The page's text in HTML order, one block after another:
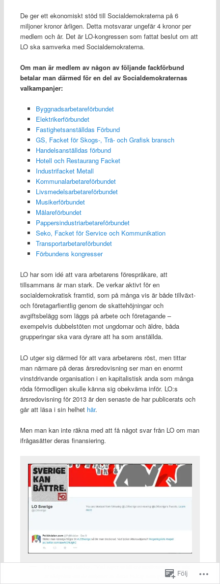
De ger ett ekonomiskt stöd till Socialdemokraterna på 6
miljoner kronor årligen. Detta motsvarar ungefär 4 kronor per
medlem och år. Det är LO-kongressen som fattat beslut om att
LO ska samverka med Socialdemokraterna.
Om man är medlem av någon av följande fackförbund
betalar man därmed för en del av Socialdemokraternas
valkampanjer:
Byggnadsarbetareförbundet
Elektrikerförbundet
Fastighetsanställdas Förbund
GS, Facket för Skogs-, Trä- och Grafisk bransch
Handelsanställdas förbund
Hotell och Restaurang Facket
Industrifacket Metall
Kommunalarbetareförbundet
Livsmedelsarbetareförbundet
Musikerförbundet
Målareförbundet
Pappersindustriarbetareförbundet
Seko, Facket för Service och Kommunikation
Transportarbetareförbundet
Förbundens kongresser
LO har som idé att vara arbetarens förespråkare, att
tillsammans är man stark. De verkar aktivt för en
socialdemokratisk framtid, som på många vis är både tillväxt-
och företagarfientlig genom de skattehöjningar och
avgiftsbelägg som läggs på arbete och företagande –
exempelvis dubbelstöten mot ungdomar och äldre, båda
grupperingar ska vara dyrare att ha som anställda.
LO utger sig därmed för att vara arbetarens röst, men tittar
man närmare på deras årsredovisning ser man en enormt
vinstdrivande organisation i en kapitalistisk anda som många
röda förmodligen skulle känna sig obekväma inför. LO:s
årsredovisning för 2013 är den senaste de har publicerats och
går att läsa i sin helhet här.
Men man kan inte räkna med att få något svar från LO om man
ifrågasätter deras finansiering.
är rödgröna om de miljoner av deras bidrag som går till S?”Följ